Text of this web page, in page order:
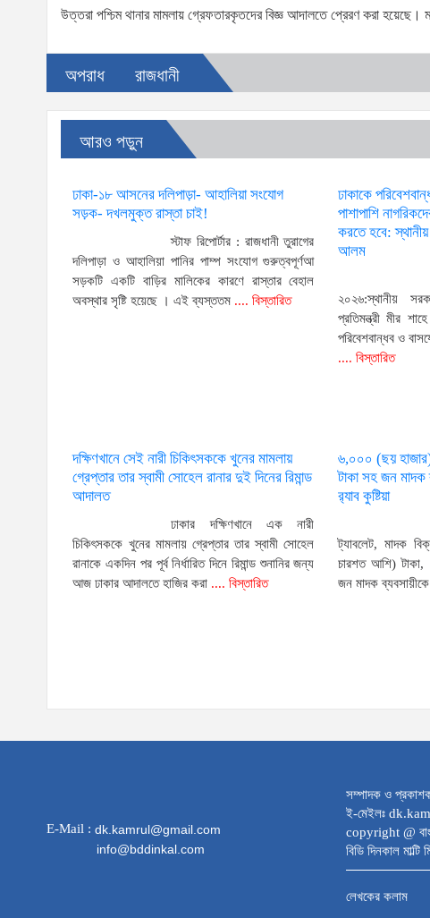
উত্তরা পশ্চিম থানার মামলায় গ্রেফতারকৃতদের বিজ্ঞ আদালতে প্রেরণ করা
অপরাধ রাজধানী
আরও পড়ুন
ঢাকা-১৮ আসনের দলিপাড়া- আহালিয়া সংযোগ
সড়ক- দখলমুক্ত রাস্তা চাই!
স্টাফ রিপোর্টার : রাজধানী তুরাগের
দলিপাড়া ও আহালিয়া পানির পাম্প সংযোগ গুরুত্বপূর্ণআ
সড়কটি একটি বাড়ির মালিকের কারণে রাস্তার বেহাল
অবস্থার সৃষ্টি হয়েছে । এই ব্যস্ততম .... বিস্তারিত
ঢাকাকে
পাশাপাশি
করতে হবে: স্থানীয়
আলম
২০২৬:স্থানীয়
প্রতিমন্ত্রী মীর
পরিবেশবান্ধব ও
.... বিস্তারিত
দক্ষিণখানে সেই নারী চিকিৎসককে খুনের মামলায়
গ্রেপ্তার তার স্বামী সোহেল রানার দুই দিনের রিমান্ড
আদালত
ঢাকার দক্ষিণখানে এক নারী
চিকিৎসককে খুনের মামলায় গ্রেপ্তার তার স্বামী সোহেল
রানাকে একদিন পর পূর্ব নির্ধারিত দিনে রিমান্ড শুনানির জন্য
আজ ঢাকার আদালতে হাজির করা .... বিস্তারিত
৬,০০০ (ছয় হাজার)
টাকা সহ জন মাদক
র‌্যাব কুষ্টিয়া
ট্যাবলেট, মাদক
চারশত আশি)
জন মাদক
E-Mail : dk.kamrul@gmail.com
info@bddinkal.com
সম্পাদক ও
ই-মেইলঃ
copyright @
বিডি দিনকাল মাল্টি
লেখকের কলাম